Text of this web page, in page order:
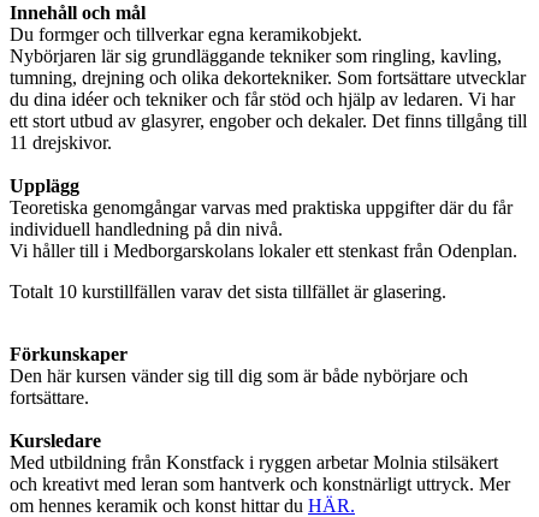
Innehåll och mål
Du formger och tillverkar egna keramikobjekt.
Nybörjaren lär sig grundläggande tekniker som ringling, kavling,
tumning, drejning och olika dekortekniker. Som fortsättare utvecklar
du dina idéer och tekniker och får stöd och hjälp av ledaren. Vi har
ett stort utbud av glasyrer, engober och dekaler. Det finns tillgång till
11 drejskivor.
Upplägg
Teoretiska genomgångar varvas med praktiska uppgifter där du får
individuell handledning på din nivå.
Vi håller till i Medborgarskolans lokaler ett stenkast från Odenplan.
Totalt 10 kurstillfällen varav det sista tillfället är glasering.
Förkunskaper
Den här kursen vänder sig till dig som är både nybörjare och
fortsättare.
Kursledare
Med utbildning från Konstfack i ryggen arbetar Molnia stilsäkert
och kreativt med leran som hantverk och konstnärligt uttryck. Mer
om hennes keramik och konst hittar du HÄR.